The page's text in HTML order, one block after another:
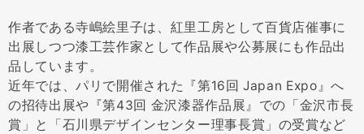
作者である寺嶋絵里子は、紅里工房として百貨店催事に
出展しつつ漆工芸作家として作品展や公募展にも作品出
品しています。
近年では、パリで開催された『第16回 Japan Expo』へ
の招待出展や『第43回 金沢漆器作品展』での「金沢市長
賞」と「石川県デザインセンター理事長賞」の受賞など